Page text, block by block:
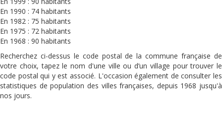
En 1990 : 74 habitants
En 1982 : 75 habitants
En 1975 : 72 habitants
En 1968 : 90 habitants
Recherchez ci-dessus le code postal de la commune française de
votre choix, tapez le nom d'une ville ou d’un village pour trouver le
code postal qui y est associé. L'occasion également de consulter les
statistiques de population des villes françaises, depuis 1968 jusqu'à
nos jours.